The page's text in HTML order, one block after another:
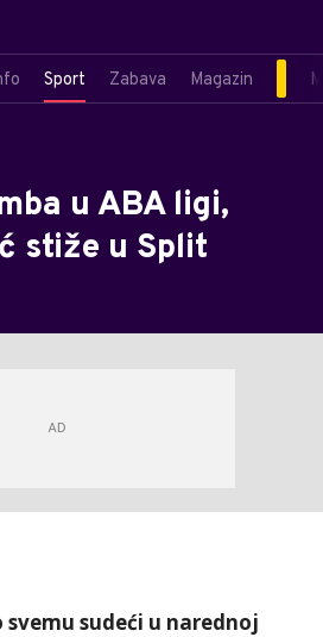
Sport Zabava Magazin
u ABA ligi,
stiže u Split
svemu sudeći u narednoj